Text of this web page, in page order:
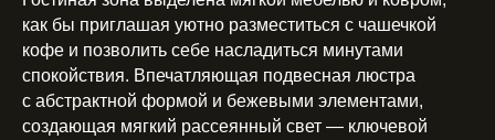
как бы приглашая уютно разместиться с чашечкой
кофе и позволить себе насладиться минутами
спокойствия. Впечатляющая подвесная люстра
с абстрактной формой и бежевыми элементами,
создающая мягкий рассеянный свет — ключевой